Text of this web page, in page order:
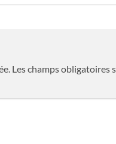
Les champs obligatoires